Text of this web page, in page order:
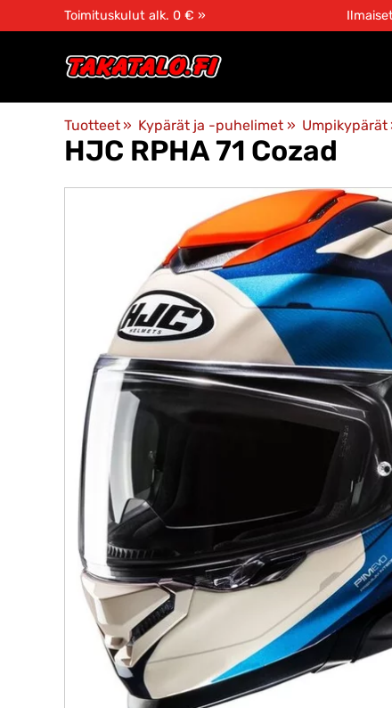
Toimituskulut alk. 0 € »
Tuotteet ‪» Kypärät ja -puhelimet ‪» Umpikypärät
HJC RPHA 71 Cozad